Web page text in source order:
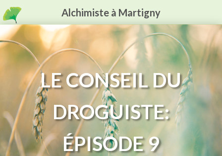
LE CONSEIL DU
DROGUISTE:
ÉPISODE 9
Alchimiste à Martigny